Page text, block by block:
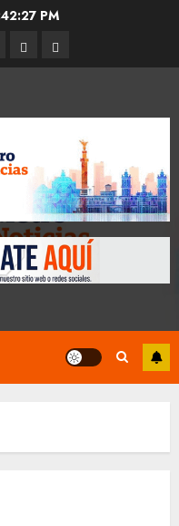
PM
CulturaOpinión